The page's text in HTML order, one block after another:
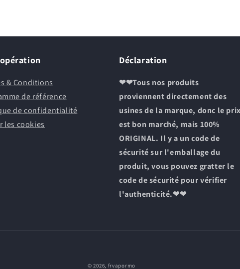
& Conditions
de référence
de confidentialité
les cookies
Déclaration
❤❤Tous nos produits
proviennent directement des
usines de la marque, donc le prix
est bon marché, mais 100%
ORIGINAL. Il y a un code de
sécurité sur l'emballage du
produit, vous pouvez gratter le
code de sécurité pour vérifier
l'authenticité.❤❤
© 2026, frvapormo